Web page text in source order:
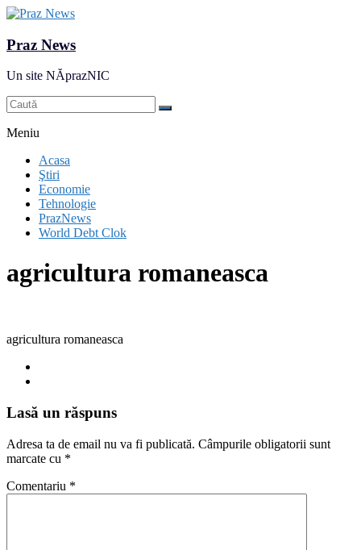
Praz News
Un site NĂprazNIC
Meniu
Acasa
Ştiri
Economie
Tehnologie
PrazNews
World Debt Clok
agricultura romaneasca
agricultura romaneasca
Lasă un răspuns
Adresa ta de email nu va fi publicată. Câmpurile obligatorii sunt
marcate cu *
Comentariu *